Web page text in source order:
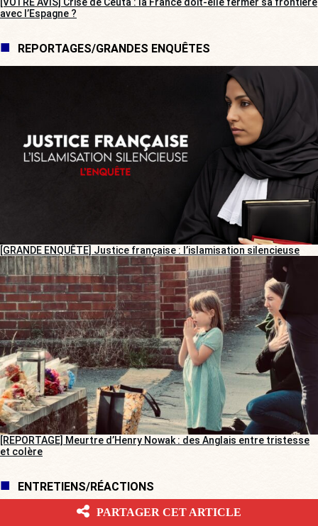
avec l’Espagne ?
REPORTAGES/GRANDES ENQUÊTES
[GRANDE ENQUÊTE] Justice française : l’islamisation silencieuse
[REPORTAGE] Meurtre d’Henry Nowak : des Anglais entre tristesse
et colère
ENTRETIENS/RÉACTIONS
PARTAGER CET ARTICLE